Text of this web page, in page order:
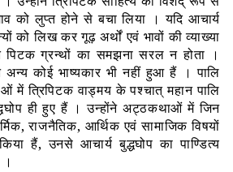
को लुप्त होने से बचा लिया । यदि आचार्य
को लिख कर गूढ़ अर्थों एवं भावों की व्याख्या
पिटक ग्रन्थों का समझना सरल न होता ।
अन्य कोई भाष्यकार भी नहीं हुआ हैं । पालि
में त्रिपिटक वाड्मय के पश्चात् महान पालि
ही हुए हैं । उन्होंने अट्ठकथाओं में जिन
,राजनैतिक, आर्थिक एवं सामाजिक विषयों
हैं,उनसे आचार्य बुद्धघोप का पाण्डित्य